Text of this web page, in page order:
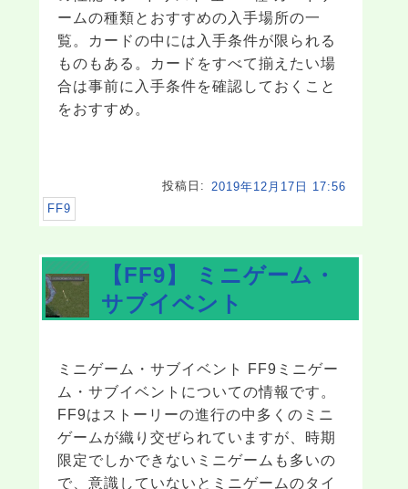
ームの種類とおすすめの入手場所の一
覧。カードの中には入手条件が限られる
ものもある。カードをすべて揃えたい場
合は事前に入手条件を確認しておくこと
をおすすめ。
投稿日:
2019年12月17日 17:56
FF9
【FF9】 ミニゲーム・
サブイベント
ミニゲーム・サブイベント FF9ミニゲー
ム・サブイベントについての情報です。
FF9はストーリーの進行の中多くのミニ
ゲームが織り交ぜられていますが、時期
限定でしかできないミニゲームも多いの
で、意識していないとミニゲームのタイ